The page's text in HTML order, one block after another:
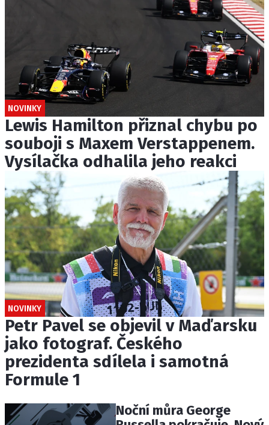
NOVINKY
Lewis Hamilton přiznal chybu po
souboji s Maxem Verstappenem.
Vysílačka odhalila jeho reakci
NOVINKY
Petr Pavel se objevil v Maďarsku
jako fotograf. Českého
prezidenta sdílela i samotná
Formule 1
Noční můra George